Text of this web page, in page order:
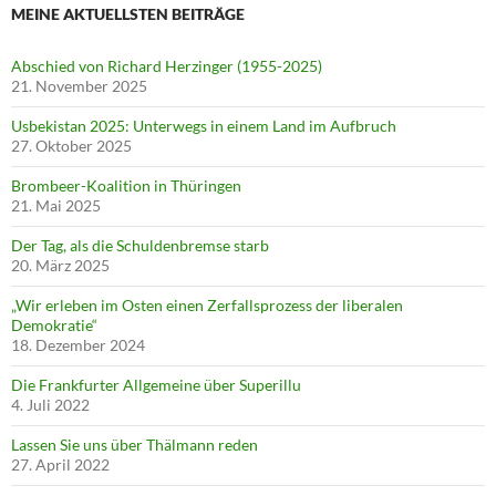
MEINE AKTUELLSTEN BEITRÄGE
Abschied von Richard Herzinger (1955-2025)
21. November 2025
Usbekistan 2025: Unterwegs in einem Land im Aufbruch
27. Oktober 2025
Brombeer-Koalition in Thüringen
21. Mai 2025
Der Tag, als die Schuldenbremse starb
20. März 2025
„Wir erleben im Osten einen Zerfallsprozess der liberalen
Demokratie“
18. Dezember 2024
Die Frankfurter Allgemeine über Superillu
4. Juli 2022
Lassen Sie uns über Thälmann reden
27. April 2022